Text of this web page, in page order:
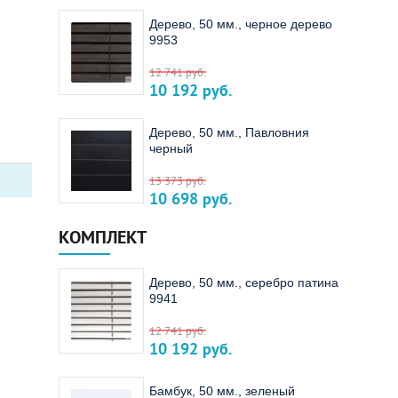
Дерево, 50 мм., черное дерево
9953
12 741руб.
10 192 руб.
Дерево, 50 мм., Павловния
черный
13 373руб.
10 698 руб.
КОМПЛЕКТ
Дерево, 50 мм., серебро патина
9941
12 741руб.
10 192 руб.
Бамбук, 50 мм., зеленый